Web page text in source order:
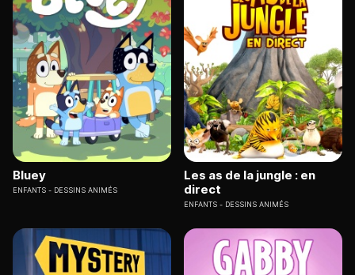
Bluey
ENFANTS DESSINS ANIMÉS
Les as de la jungle : en
direct
ENFANTS DESSINS ANIMÉS